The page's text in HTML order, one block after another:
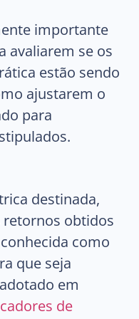
importante
avaliarem se os
estão sendo
ajustarem o
para
destinada,
obtidos
como
que seja
em
de